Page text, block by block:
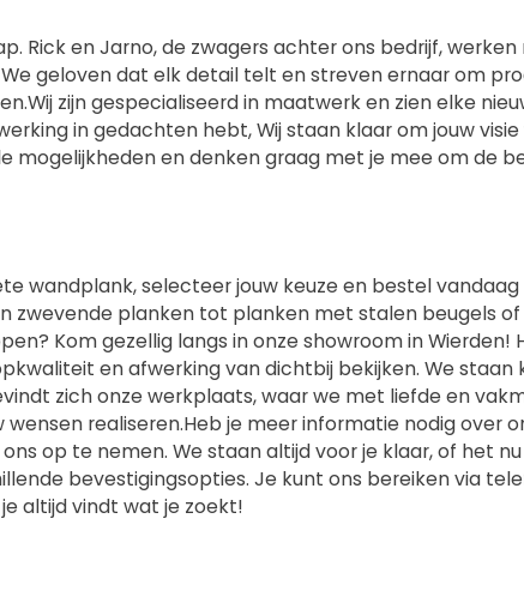
Rick en Jarno, de zwagers achter ons bedrijf,
geloven dat elk detail telt en streven ernaar om
zijn gespecialiseerd in maatwerk en zien elke
in gedachten hebt, Wij staan klaar om jouw
mogelijkheden en denken graag met je mee om de
wandplank, selecteer jouw keuze en bestel
zwevende planken tot planken met stalen beugels
Kom gezellig langs in onze showroom in Wierden!
en afwerking van dichtbij bekijken. We staan
zich onze werkplaats, waar we met liefde en
realiseren.Heb je meer informatie nodig over
op te nemen. We staan altijd voor je klaar, of het
bevestigingsopties. Je kunt ons bereiken via
altijd vindt wat je zoekt!